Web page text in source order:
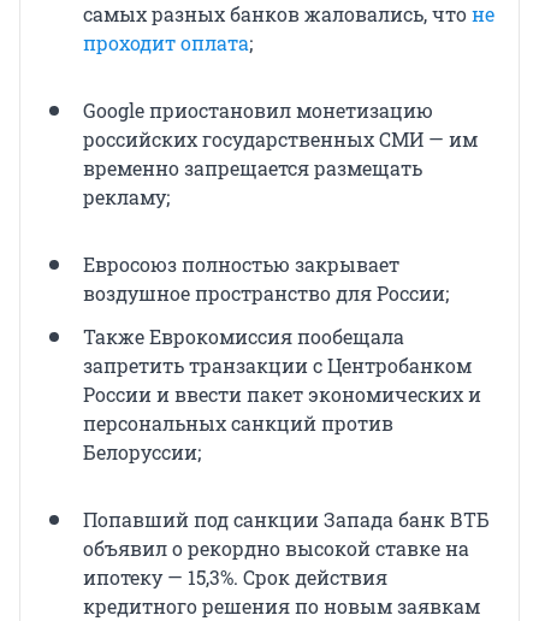
самых разных банков жаловались, чтоне
проходит оплата;
Google приостановил монетизацию
российских государственных СМИ — им
временно запрещается размещать
рекламу;
Евросоюз полностью закрывает
воздушное пространство для России;
Также Еврокомиссия пообещала
запретить транзакции с Центробанком
России и ввести пакет экономических и
персональных санкций против
Белоруссии;
Попавший под санкции Запада банк ВТБ
объявил о рекордно высокой ставке на
ипотеку — 15,3%. Срок действия
кредитного решения по новым заявкам